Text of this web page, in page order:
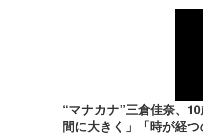
“マナカナ”三倉佳奈、
間に大きく」「時が経